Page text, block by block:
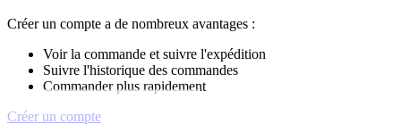
Créer un compte a de nombreux avantages :
Voir la commande et suivre l'expédition
Suivre l'historique des commandes
Commander plus rapidement
Créer un compte